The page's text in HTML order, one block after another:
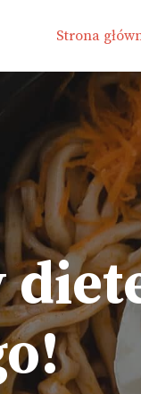
Strona